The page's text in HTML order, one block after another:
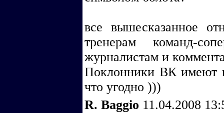
все вышесказанное
тренерам команд-
журналистам и
Поклонники ВК имеют
что угодно )))
R. Baggio 11.04.2008